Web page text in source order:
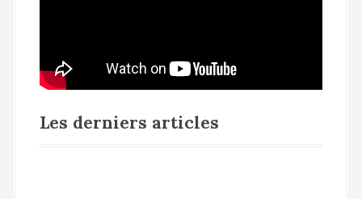
Les derniers articles